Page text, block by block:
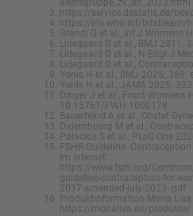
altersgruppe_zv_ab_2023.html
https://service.destatis.de/
https://iris.who.int/bitstream/
Grandi G et al., Int J Womens
Lidegaard Ø et al., BMJ 2011;
Lidegaard Ø et al., N Engl J
Lidegaard Ø et al.,
Yonis H et al., BMJ 2025; 388:
Yonis H et al., JAMA 2025;
Dinger J et al., Front Womens
10.15761/FWH.1000178
Bauerfeind A et al., Obstet
Didembourg M et al.,
Palacios S et al., PLoS One
FSHR Guideline.
Im Internet:
https://www.fsrh.org/
guideline-contraception-for-
2017-amended-july-2023-.pdf
Produktinformation Mona
https://monalisa.eu/produkte/